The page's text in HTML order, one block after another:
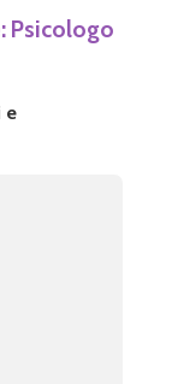
Psicologo
e